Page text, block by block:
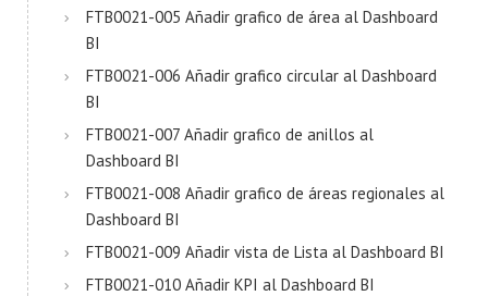
FTB0021-005 Añadir grafico de área al Dashboard
BI
FTB0021-006 Añadir grafico circular al Dashboard
BI
FTB0021-007 Añadir grafico de anillos al
Dashboard BI
FTB0021-008 Añadir grafico de áreas regionales al
Dashboard BI
FTB0021-009 Añadir vista de Lista al Dashboard BI
FTB0021-010 Añadir KPI al Dashboard BI